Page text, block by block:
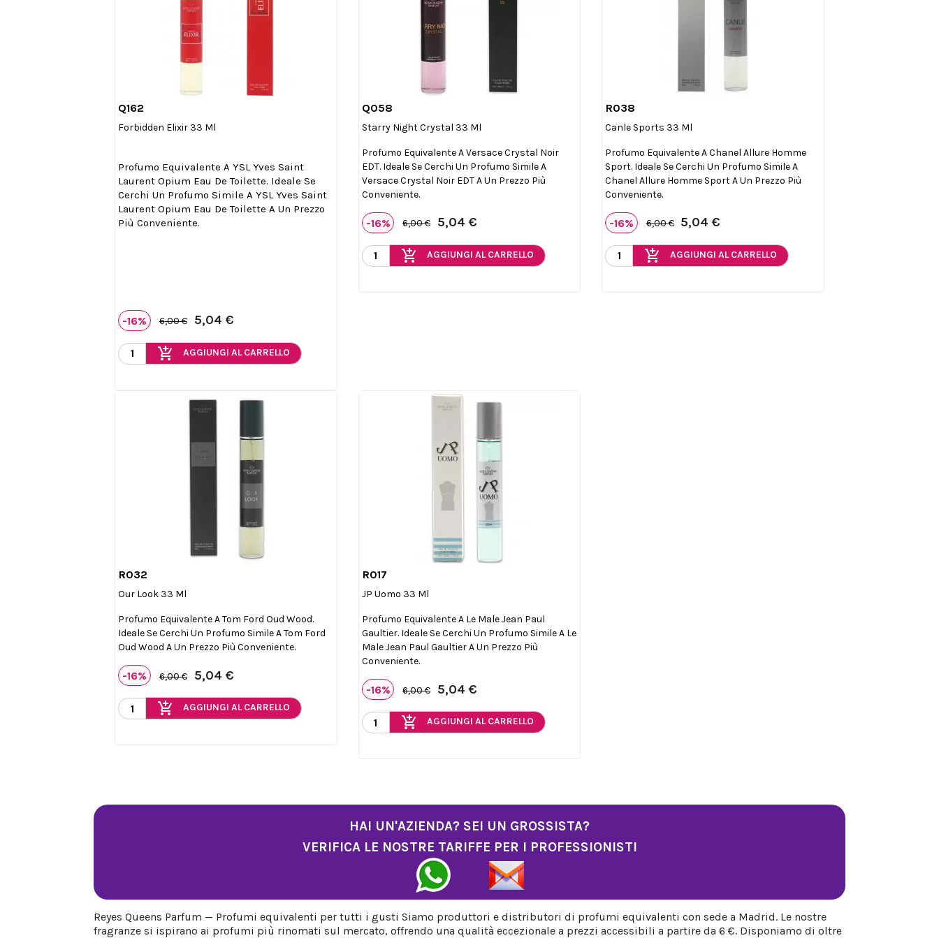
Q162
Forbidden Elixir 33 Ml
Profumo Equivalente A YSL Yves Saint
Laurent Opium Eau De Toilette. Ideale Se
Cerchi Un Profumo Simile A YSL Yves Saint
Laurent Opium Eau De Toilette A Un Prezzo
Più Conveniente.
-16% 6,00 € 5,04 €
add_shopping_cart AGGIUNGI AL CARRELLO
Q058
Starry Night Crystal 33 Ml
Profumo Equivalente A Versace Crystal Noir
EDT. Ideale Se Cerchi Un Profumo Simile A
Versace Crystal Noir EDT A Un Prezzo Più
Conveniente.
-16% 6,00 € 5,04 €
add_shopping_cart AGGIUNGI AL CARRELLO
R038
Canle Sports 33 Ml
Profumo Equivalente A Chanel Allure Homme
Sport. Ideale Se Cerchi Un Profumo Simile A
Chanel Allure Homme Sport A Un Prezzo Più
Conveniente.
-16% 6,00 € 5,04 €
add_shopping_cart AGGIUNGI AL CARRELLO
R032
Our Look 33 Ml
Profumo Equivalente A Tom Ford Oud Wood.
Ideale Se Cerchi Un Profumo Simile A Tom Ford
Oud Wood A Un Prezzo Più Conveniente.
-16% 6,00 € 5,04 €
add_shopping_cart AGGIUNGI AL CARRELLO
R017
JP Uomo 33 Ml
Profumo Equivalente A Le Male Jean Paul
Gaultier. Ideale Se Cerchi Un Profumo Simile A Le
Male Jean Paul Gaultier A Un Prezzo Più
Conveniente.
-16% 6,00 € 5,04 €
add_shopping_cart AGGIUNGI AL CARRELLO
HAI UN'AZIENDA? SEI UN GROSSISTA?
VERIFICA LE NOSTRE TARIFFE PER I PROFESSIONISTI
Reyes Queens Parfum — Profumi equivalenti per tutti i gusti Siamo produttori e distributori di profumi equivalenti con sede a Madrid. Le nostre
fragranze si ispirano ai profumi più rinomati sul mercato, offrendo una qualità eccezionale a prezzi accessibili a partire da 6 €. Disponiamo di oltre